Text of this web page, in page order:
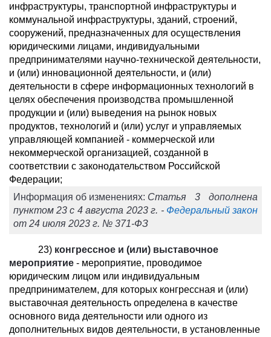
инфраструктуры, транспортной инфраструктуры и
коммунальной инфраструктуры, зданий, строений,
сооружений, предназначенных для осуществления
юридическими лицами, индивидуальными
предпринимателями научно-технической деятельности,
и (или) инновационной деятельности, и (или)
деятельности в сфере информационных технологий в
целях обеспечения производства промышленной
продукции и (или) выведения на рынок новых
продуктов, технологий и (или) услуг и управляемых
управляющей компанией - коммерческой или
некоммерческой организацией, созданной в
соответствии с законодательством Российской
Федерации;
Информация об изменениях: Статья 3 дополнена
пунктом 23 с 4 августа 2023 г. - Федеральный закон
от 24 июля 2023 г. № 371-ФЗ
23) конгрессное и (или) выставочное
мероприятие - мероприятие, проводимое
юридическим лицом или индивидуальным
предпринимателем, для которых конгрессная и (или)
выставочная деятельность определена в качестве
основного вида деятельности или одного из
дополнительных видов деятельности, в установленные